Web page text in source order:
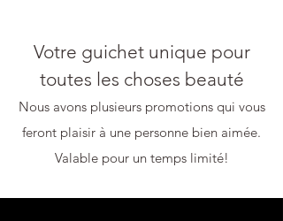
Votre guichet unique pour
toutes les choses beauté
Nous avons plusieurs promotions qui vous
feront plaisir à une personne bien aimée.
Valable pour un temps limité!